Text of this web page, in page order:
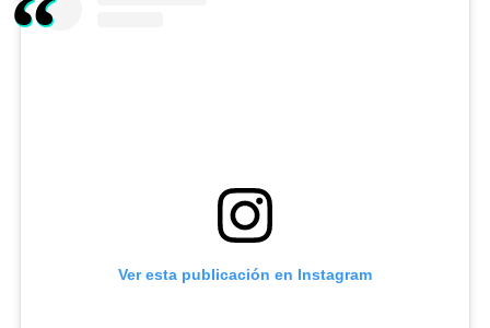
Ver esta publicación en Instagram